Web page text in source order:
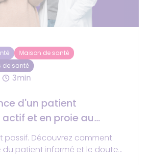
Maison de santé
de santé
3min
d'un patient
actif et en proie au
passif. Découvrez comment
du patient informé et le doute